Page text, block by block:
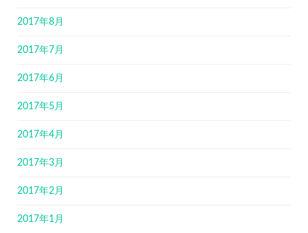
2017年8月
2017年7月
2017年6月
2017年5月
2017年4月
2017年3月
2017年2月
2017年1月